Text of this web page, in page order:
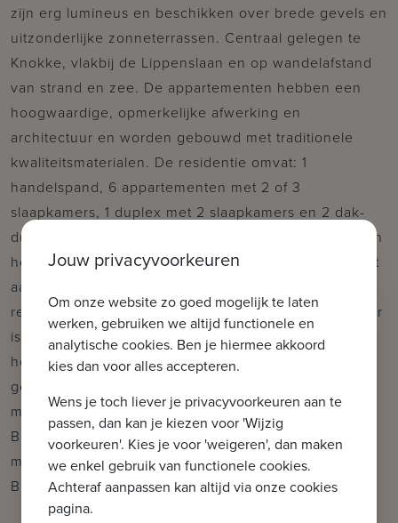
zijn erg lumineus en beschikken over brede gevels en
uitzonderlijke zonneterrassen. Centraal gelegen te
Knokke, vlakbij de Lippenslaan en op wandelafstand
van strand en zee. De appartementen hebben een
hoogwaardige, opmerkelijke afwerking en
architectuur en worden gebouwd met traditionele
kwaliteitsmaterialen. De residentie omvat: 1
handelspand, 6 appartementen met 2 of 3
slaapkamers, 1 duplex met 2 slaapkamers en 2 dak-
duplexen met 3 of 4 slaapkamers. Alle appartementen
hebben 1 of 2 ruime zonneterrassen. Mogelijkheid tot
aankoop van een garage of staanplaats in de
residentie. Fietsenberging voorzien in het gebouw. Er
is een modelappartement te bezoeken! De ligging,
het planconcept, de onmiddellijke nabijheid van het
geanimeerde centrum van Knokke en de Noordzee
maken van dit project een prima belegging aan onze
Belgische kust. Plannen, gedetailleerd lastenboek en
meer info op kantoor. 100% voltooiingswaarborg.
Beslis nu en kies nog zelf uw afwerkingsmaterialen !
Jouw privacyvoorkeuren
Om onze website zo goed mogelijk te laten
werken, gebruiken we altijd functionele en
analytische cookies. Ben je hiermee akkoord
kies dan voor alles accepteren.
Wens je toch liever je privacyvoorkeuren aan te
passen, dan kan je kiezen voor 'Wijzig
voorkeuren'. Kies je voor 'weigeren', dan maken
we enkel gebruik van functionele cookies.
Achteraf aanpassen kan altijd via onze cookies
pagina.